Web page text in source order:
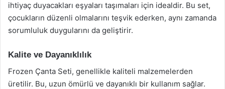
ihtiyaç duyacakları eşyaları taşımaları için idealdir. Bu set,
çocukların düzenli olmalarını teşvik ederken, aynı zamanda
sorumluluk duygularını da geliştirir.
Kalite ve Dayanıklılık
Frozen Çanta Seti, genellikle kaliteli malzemelerden
üretilir. Bu, uzun ömürlü ve dayanıklı bir kullanım sağlar.